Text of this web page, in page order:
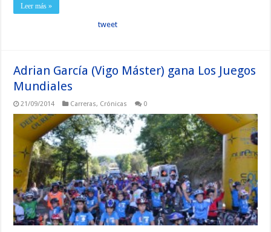
Leer más »
tweet
Adrian García (Vigo Máster) gana Los Juegos
Mundiales
21/09/2014 Carreras, Crónicas 0